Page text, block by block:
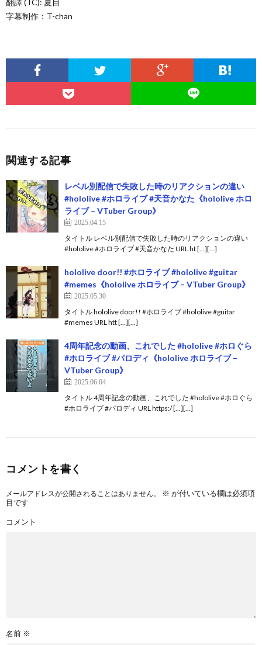
字幕制作：T-chan
関連する記事
レベル別配信で失敗した時のリアクションの違い
#hololive #ホロライブ #天音かなた《hololive ホロ
ライブ – VTuber Group》
2025.04.15
タイトル レベル別配信で失敗した時のリアクションの違い
#hololive #ホロライブ #天音かなた URL ht […][…]
hololive door!! #ホロライブ #hololive #guitar
#memes《hololive ホロライブ – VTuber Group》
2025.05.30
タイトル hololive door!! #ホロライブ #hololive #guitar
#memes URL htt […][…]
4周年記念の動画、これでした #hololive #ホロぐら
#ホロライブ #パロディ《hololive ホロライブ –
VTuber Group》
2025.06.04
タイトル 4周年記念の動画、これでした #hololive #ホロぐら
#ホロライブ #パロディ URL https:/ […][…]
コメントを書く
メールアドレスが公開されることはありません。 ※ が付いている欄は必須項
目です
コメント
名前 ※